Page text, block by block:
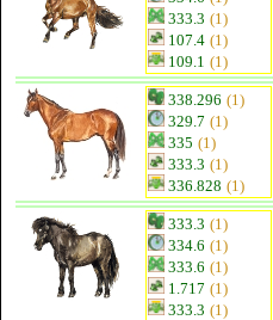
333.3 (1)
107.4 (1)
109.1 (1)
338.296 (1)
329.7 (1)
335 (1)
333.3 (1)
336.828 (1)
333.3 (1)
334.6 (1)
333.6 (1)
1.717 (1)
333.3 (1)